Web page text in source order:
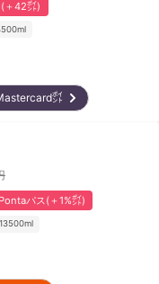
＋42㌽)
㌽
Pontaパス(＋1%㌽)